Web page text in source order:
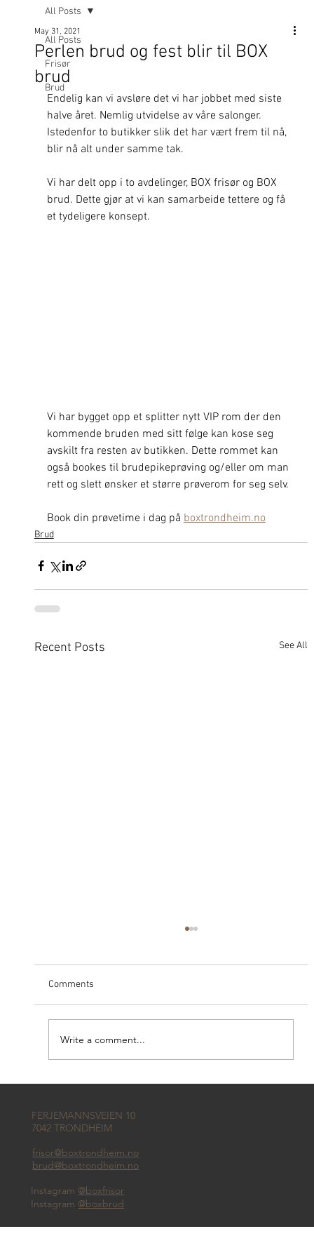
All Posts
Frisør
Brud
All Posts
Perlen brud og fest blir til BOX
brud
May 31, 2021
Endelig kan vi avsløre det vi har jobbet med siste
halve året. Nemlig utvidelse av våre salonger.
Istedenfor to butikker slik det har vært frem til nå,
blir nå alt under samme tak.
Vi har delt opp i to avdelinger, BOX frisør og BOX
brud. Dette gjør at vi kan samarbeide tettere og få
et tydeligere konsept.
Vi har bygget opp et splitter nytt VIP rom der den
kommende bruden med sitt følge kan kose seg
avskilt fra resten av butikken. Dette rommet kan
også bookes til brudepikeprøving og/eller om man
rett og slett ønsker et større prøverom for seg selv.
Book din prøvetime i dag på boxtrondheim.no
Brud
Recent Posts See All
Comments
Write a comment...
Instagram @boxfrisor
Instagram @boxbrud
FERJEMANNSVEIEN 10
7042 TRONDHEIM
frisor@boxtrondheim.no
brud@boxtrondheim.no